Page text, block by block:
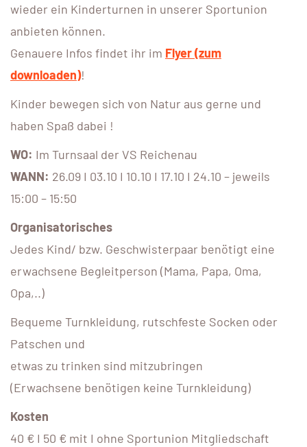
wieder ein Kinderturnen in unserer Sportunion
anbieten können.
Genauere Infos findet ihr im Flyer (zum
downloaden)!
Kinder bewegen sich von Natur aus gerne und
haben Spaß dabei !
WO: Im Turnsaal der VS Reichenau
WANN: 26.09 I 03.10 I 10.10 I 17.10 I 24.10 – jeweils
15:00 – 15:50
Organisatorisches
Jedes Kind/ bzw. Geschwisterpaar benötigt eine
erwachsene Begleitperson (Mama, Papa, Oma,
Opa,..)
Bequeme Turnkleidung, rutschfeste Socken oder
Patschen und
etwas zu trinken sind mitzubringen
(Erwachsene benötigen keine Turnkleidung)
Kosten
40 € I 50 € mit I ohne Sportunion Mitgliedschaft